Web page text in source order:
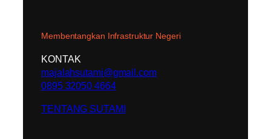
Membentangkan Infrastruktur Negeri
KONTAK
majalahsutami@gmail.com
0895 32050 4664
TENTANG SUTAMI